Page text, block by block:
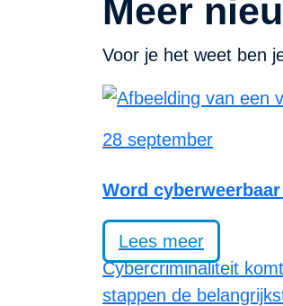
Meer
Voor je het weet ben
28 september
Word
Lees meer
Cybercriminaliteit
stappen de